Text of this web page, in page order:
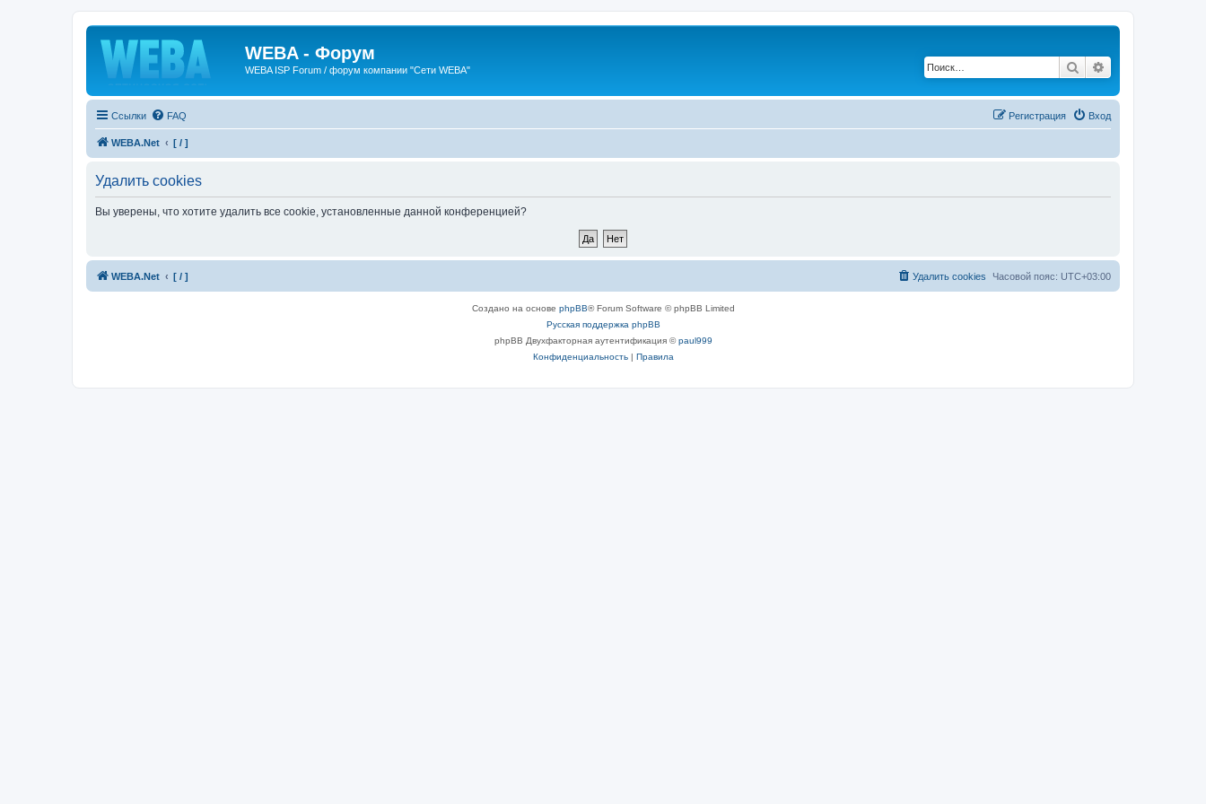
WEBA - Форум
WEBA ISP Forum / форум компании "Сети WEBA" Поиск
Ссылки FAQ Вход
Регистрация
WEBA.Net [ / ]
Удалить cookies
Вы уверены, что хотите удалить все cookie, установленные данной конференцией?
WEBA.Net [ / ] Часовой пояс: UTC+03:00
Удалить cookies
Создано на основе phpBB® Forum Software © phpBB Limited
Русская поддержка phpBB
phpBB Двухфакторная аутентификация ©paul999
Конфиденциальность| Правила